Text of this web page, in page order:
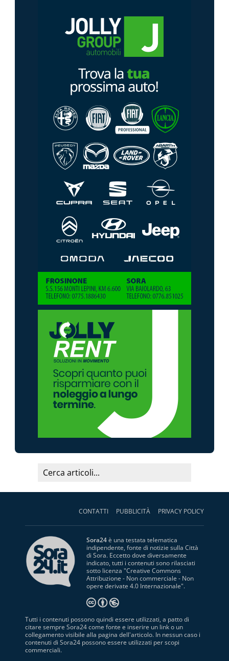
CONTATTI PUBBLICITÀ PRIVACY POLICY
Sora24è una testata telematica
indipendente, fonte di notizie sulla Città
di Sora. Eccetto dove diversamente
indicato, tutti i contenuti sono rilasciati
sotto licenza "Creative Commons
Attribuzione - Non commerciale - Non
opere derivate 4.0 Internazionale".
Tutti i contenuti possono quindi essere utilizzati, a patto di
citare sempre Sora24 come fonte e inserire un link o un
collegamento visibile alla pagina dell'articolo. In nessun caso i
contenuti di Sora24 possono essere utilizzati per scopi
commerciali.